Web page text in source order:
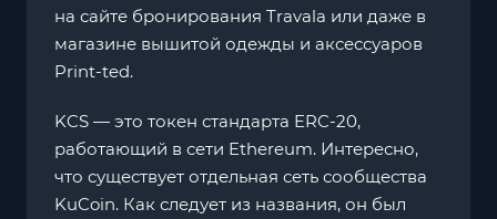
на сайте бронирования Travala или даже в
магазине вышитой одежды и аксессуаров
Print-ted.
KCS — это токен стандарта ERC-20,
работающий в сети Ethereum. Интересно,
что существует отдельная сеть сообщества
KuCoin. Как следует из названия, он был